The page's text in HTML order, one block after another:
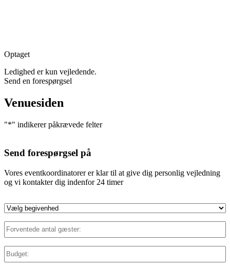
Optaget
Ledighed er kun vejledende.
Send en forespørgsel
Venuesiden
"*" indikerer påkrævede felter
Send forespørgsel på
Vores eventkoordinatorer er klar til at give dig personlig vejledning
og vi kontakter dig indenfor 24 timer
Vælg
Forventede
antal
Budget: